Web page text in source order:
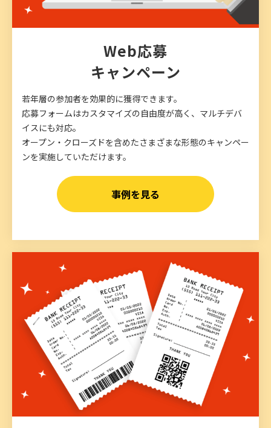
Web応募
キャンペーン
若年層の参加者を効果的に獲得できます。
応募フォームはカスタマイズの自由度が高く、マルチデバ
イスにも対応。
オープン・クローズドを含めたさまざまな形態のキャンペー
ンを実施していただけます。
事例を見る